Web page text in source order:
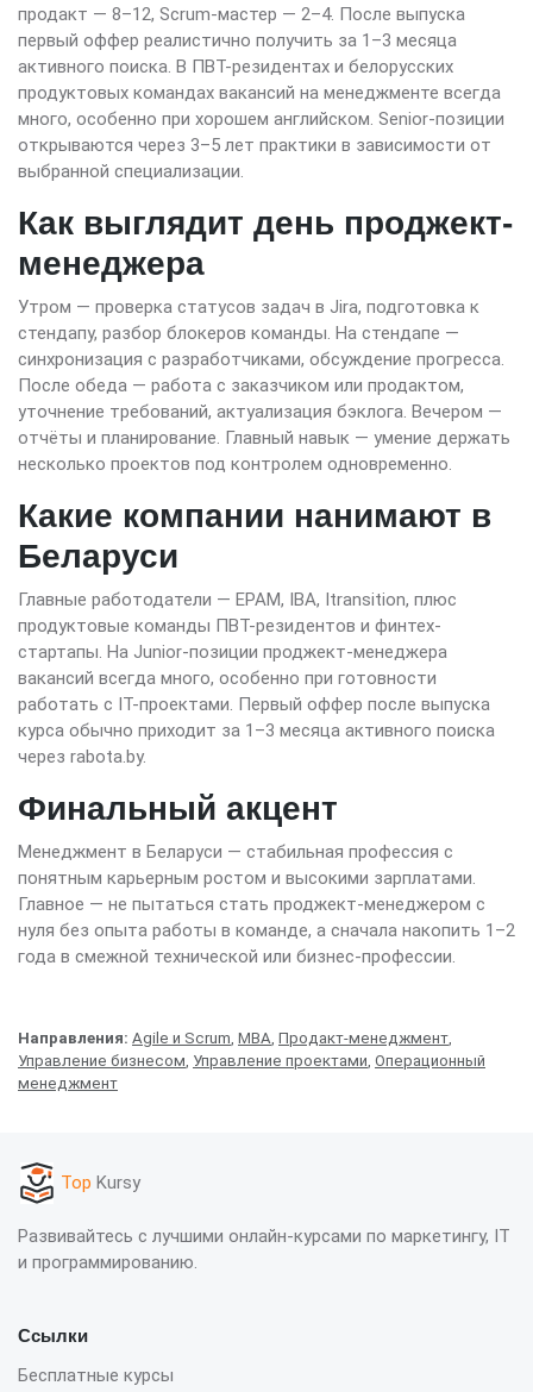
продакт — 8–12, Scrum-мастер — 2–4. После выпуска
первый оффер реалистично получить за 1–3 месяца
активного поиска. В ПВТ-резидентах и белорусских
продуктовых командах вакансий на менеджменте всегда
много, особенно при хорошем английском. Senior-позиции
открываются через 3–5 лет практики в зависимости от
выбранной специализации.
Как выглядит день проджект-
менеджера
Утром — проверка статусов задач в Jira, подготовка к
стендапу, разбор блокеров команды. На стендапе —
синхронизация с разработчиками, обсуждение прогресса.
После обеда — работа с заказчиком или продактом,
уточнение требований, актуализация бэклога. Вечером —
отчёты и планирование. Главный навык — умение держать
несколько проектов под контролем одновременно.
Какие компании нанимают в
Беларуси
Главные работодатели — EPAM, IBA, Itransition, плюс
продуктовые команды ПВТ-резидентов и финтех-
стартапы. На Junior-позиции проджект-менеджера
вакансий всегда много, особенно при готовности
работать с IT-проектами. Первый оффер после выпуска
курса обычно приходит за 1–3 месяца активного поиска
через rabota.by.
Финальный акцент
Менеджмент в Беларуси — стабильная профессия с
понятным карьерным ростом и высокими зарплатами.
Главное — не пытаться стать проджект-менеджером с
нуля без опыта работы в команде, а сначала накопить 1–2
года в смежной технической или бизнес-профессии.
Направления: Agile и Scrum MBA Продакт-менеджмент
Управление бизнесом Управление проектами Операционный
менеджмент
Top Kursy
Развивайтесь с лучшими онлайн-курсами по маркетингу, IT
и программированию.
Ссылки
Бесплатные курсы